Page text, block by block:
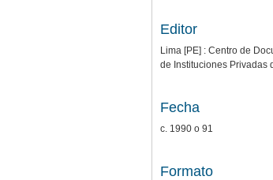
Editor
Lima [PE] : Centro de
de Instituciones Privadas
Fecha
c. 1990 o 91
Formato